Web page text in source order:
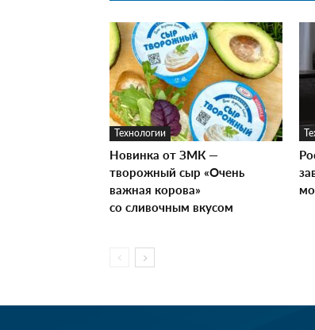
Технологии
Новинка от ЗМК —
творожный сыр «Очень
важная корова»
со сливочным вкусом